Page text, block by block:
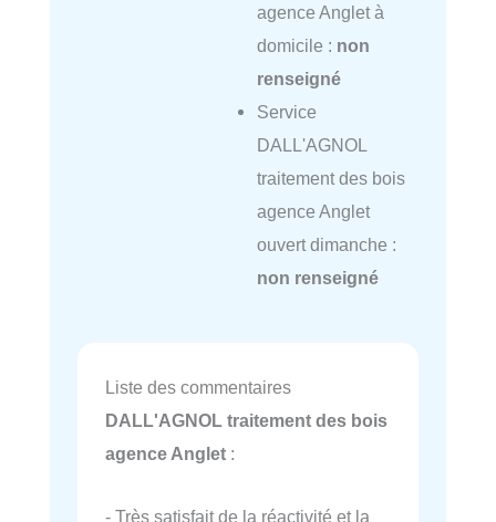
agence Anglet à
domicile : non
renseigné
Service
DALL'AGNOL
traitement des bois
agence Anglet
ouvert dimanche :
non renseigné
Liste des commentaires
DALL'AGNOL traitement des bois
agence Anglet :
- Très satisfait de la réactivité et la